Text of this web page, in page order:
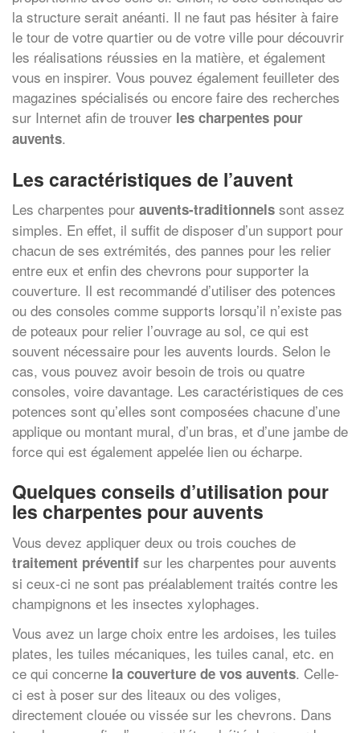
la structure serait anéanti. Il ne faut pas hésiter à faire
le tour de votre quartier ou de votre ville pour découvrir
les réalisations réussies en la matière, et également
vous en inspirer. Vous pouvez également feuilleter des
magazines spécialisés ou encore faire des recherches
sur Internet afin de trouver les charpentes pour
auvents.
Les caractéristiques de l’auvent
Les charpentes pour auvents-traditionnels sont assez
simples. En effet, il suffit de disposer d’un support pour
chacun de ses extrémités, des pannes pour les relier
entre eux et enfin des chevrons pour supporter la
couverture. Il est recommandé d’utiliser des potences
ou des consoles comme supports lorsqu’il n’existe pas
de poteaux pour relier l’ouvrage au sol, ce qui est
souvent nécessaire pour les auvents lourds. Selon le
cas, vous pouvez avoir besoin de trois ou quatre
consoles, voire davantage. Les caractéristiques de ces
potences sont qu’elles sont composées chacune d’une
applique ou montant mural, d’un bras, et d’une jambe de
force qui est également appelée lien ou écharpe.
Quelques conseils d’utilisation pour
les charpentes pour auvents
Vous devez appliquer deux ou trois couches de
traitement préventif sur les charpentes pour auvents
si ceux-ci ne sont pas préalablement traités contre les
champignons et les insectes xylophages.
Vous avez un large choix entre les ardoises, les tuiles
plates, les tuiles mécaniques, les tuiles canal, etc. en
ce qui concerne la couverture de vos auvents. Celle-
ci est à poser sur des liteaux ou des voliges,
directement clouée ou vissée sur les chevrons. Dans